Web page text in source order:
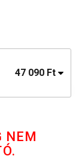
47 090 Ft
NEM